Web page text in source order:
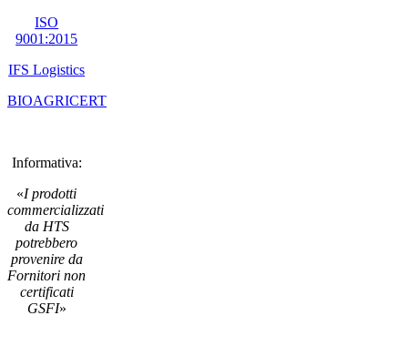
ISO
9001:2015
IFS Logistics
BIOAGRICERT
Informativa:
«I prodotti
commercializzati
da HTS
potrebbero
provenire da
Fornitori non
certificati
GSFI»